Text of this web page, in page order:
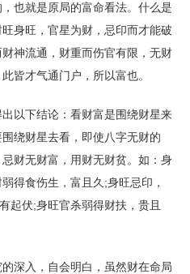
也就是原局的富命看法。什么是
身旺，官星为财，忌印而才能破
神流通，财重而伤官有限，无财
皆才气通门户，所以富也。
下结论：看财富是围绕财星来
绕财星去看，即使八字无财的
财无财富，用财无财贫。如：身
得食伤生，富且久;身旺忌印，
起伏;身旺官杀弱得财扶，贵且
入，自会明白，虽然财在命局